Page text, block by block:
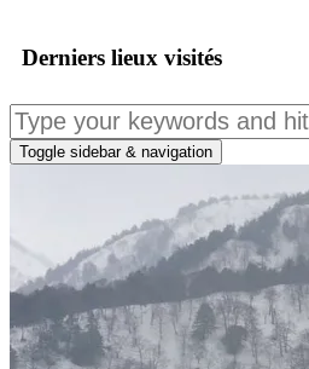
Derniers lieux visités
Toggle sidebar & navigation